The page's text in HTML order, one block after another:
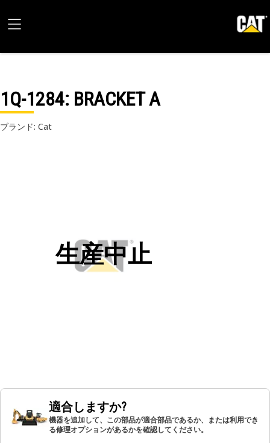
1Q-1284: BRACKET A
ブランド: Cat
生産中止
適合しますか?
機器を追加して、この部品が適合部品であるか、または利用でき
る修理オプションがあるかを確認してください。